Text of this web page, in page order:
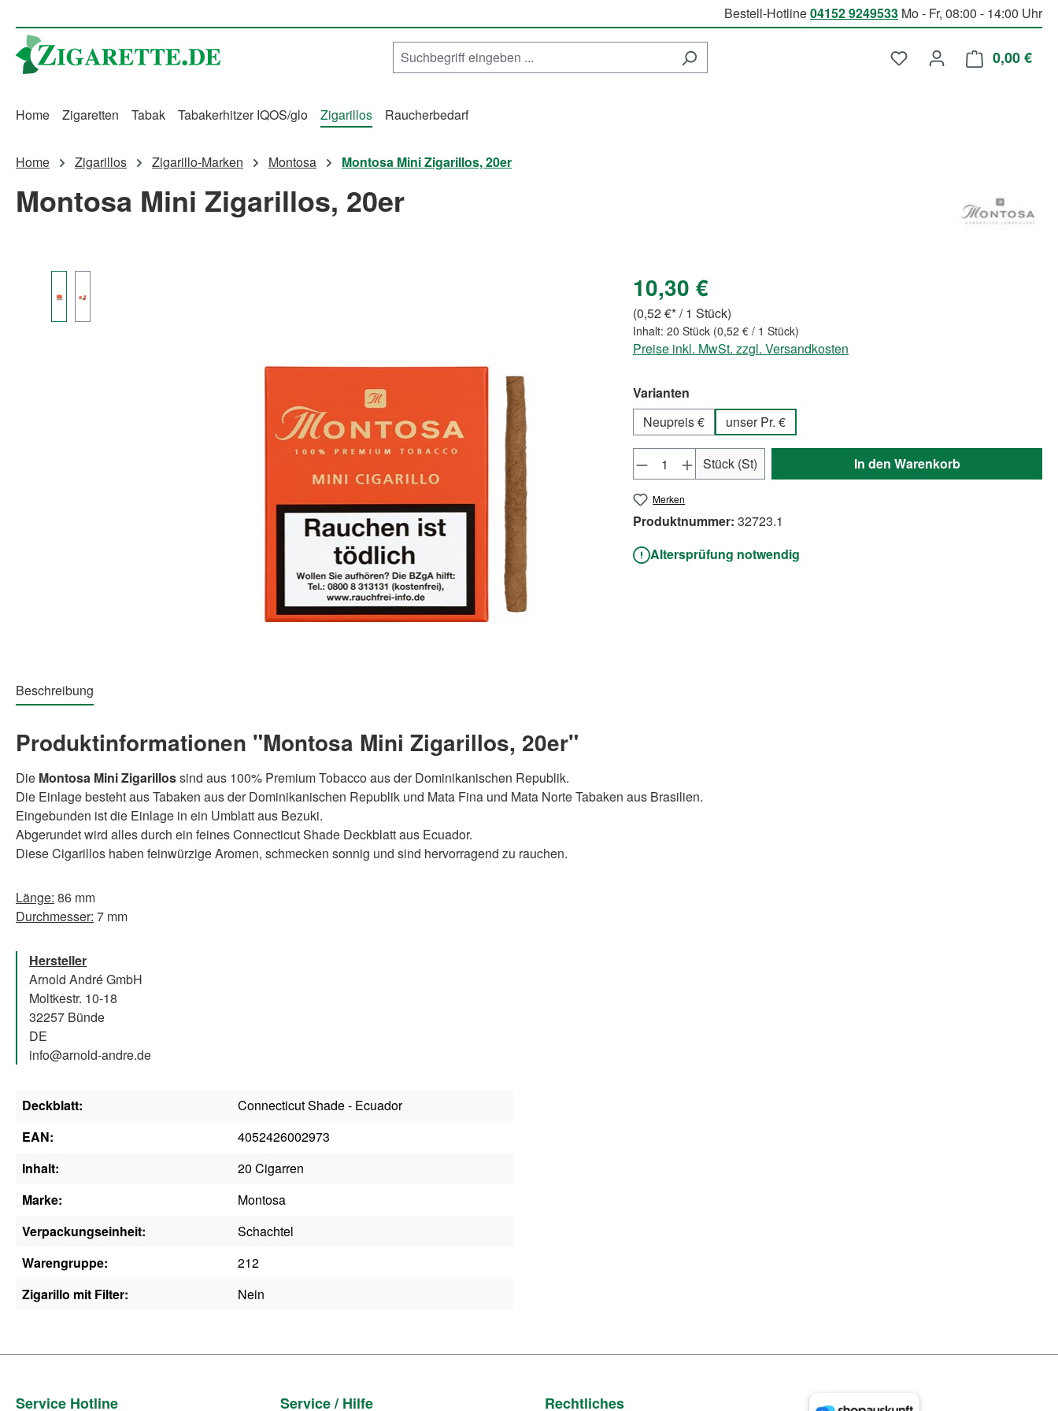
Bestell-Hotline04152 9249533 Mo - Fr, 08:00 - 14:00 Uhr
Du hast 0 Produkte auf
0,00 €
Home Zigaretten Tabak Tabakerhitzer IQOS/glo Zigarillos Raucherbedarf
Home Zigarillos Zigarillo-Marken Montosa Montosa Mini Zigarillos, 20er
Montosa Mini Zigarillos, 20er
10,30 €
(0,52 €* / 1 Stück)
Inhalt: 20 Stück (0,52 € / 1 Stück)
Preise inkl. MwSt. zzgl. Versandkosten
Varianten
Neupreis €
unser Pr. €
Produkt Anzahl: Gib den gewünschten Wert ein
Stück (St) In den Warenkorb
Merken
Produktnummer: 32723.1
Altersprüfung notwendig
Beschreibung
Produktinformationen "Montosa Mini Zigarillos, 20er"
Die Montosa Mini Zigarillossind aus 100% Premium Tobacco aus der Dominikanischen Republik.
Die Einlage besteht aus Tabaken aus der Dominikanischen Republik und Mata Fina und Mata Norte Tabaken aus Brasilien.
Eingebunden ist die Einlage in ein Umblatt aus Bezuki.
Abgerundet wird alles durch ein feines Connecticut Shade Deckblatt aus Ecuador.
Diese Cigarillos haben feinwürzige Aromen, schmecken sonnig und sind hervorragend zu rauchen.
Länge: 86 mm
Durchmesser: 7 mm
Hersteller
Arnold André GmbH
Moltkestr. 10-18
32257 Bünde
DE
info@arnold-andre.de
Deckblatt:
Connecticut Shade - Ecuador
EAN:
4052426002973
Inhalt:
20 Cigarren
Marke:
Montosa
Verpackungseinheit:
Schachtel
Warengruppe:
212
Zigarillo mit Filter:
Nein
Service Hotline Service / Hilfe Rechtliches